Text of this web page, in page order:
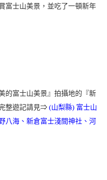
富士山美景，並吃了一頓新年
的富士山美景』拍攝地的『新
整遊記請見⇒(山梨縣) 富士山
八海、新倉富士淺間神社、河